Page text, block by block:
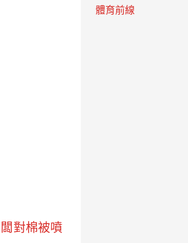
對棉被噴
體育前線